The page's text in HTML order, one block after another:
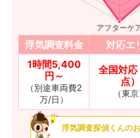
浮気調査料金 対応エ
1時間5,400
円～
（別途車両費2
万/日）
全国対応
点）
（東京
浮気調査探偵くんの